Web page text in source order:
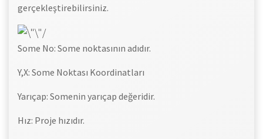
gerçekleştirebilirsiniz.
Some No: Some noktasının adıdır.
Y,X: Some Noktası Koordinatları
Yarıçap: Somenin yarıçap değeridir.
Hız: Proje hızıdır.